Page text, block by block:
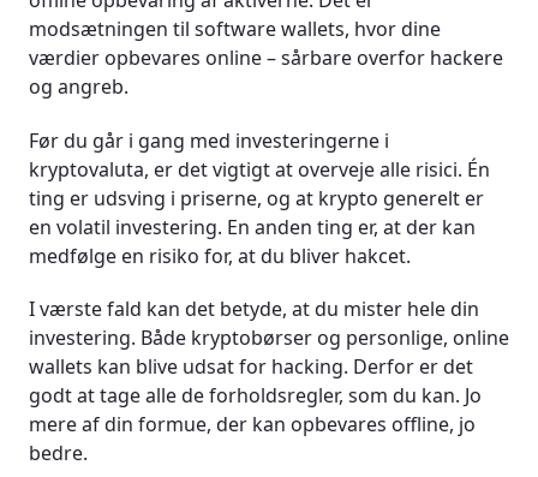
modsætningen til software wallets, hvor dine
værdier opbevares online – sårbare overfor hackere
og angreb.
Før du går i gang med investeringerne i
kryptovaluta, er det vigtigt at overveje alle risici. Én
ting er udsving i priserne, og at krypto generelt er
en volatil investering. En anden ting er, at der kan
medfølge en risiko for, at du bliver hakcet.
I værste fald kan det betyde, at du mister hele din
investering. Både kryptobørser og personlige, online
wallets kan blive udsat for hacking. Derfor er det
godt at tage alle de forholdsregler, som du kan. Jo
mere af din formue, der kan opbevares offline, jo
bedre.